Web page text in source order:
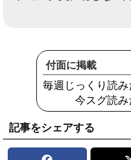
付面に掲載
毎週じっくり読み
今スグ読み
記事をシェアする